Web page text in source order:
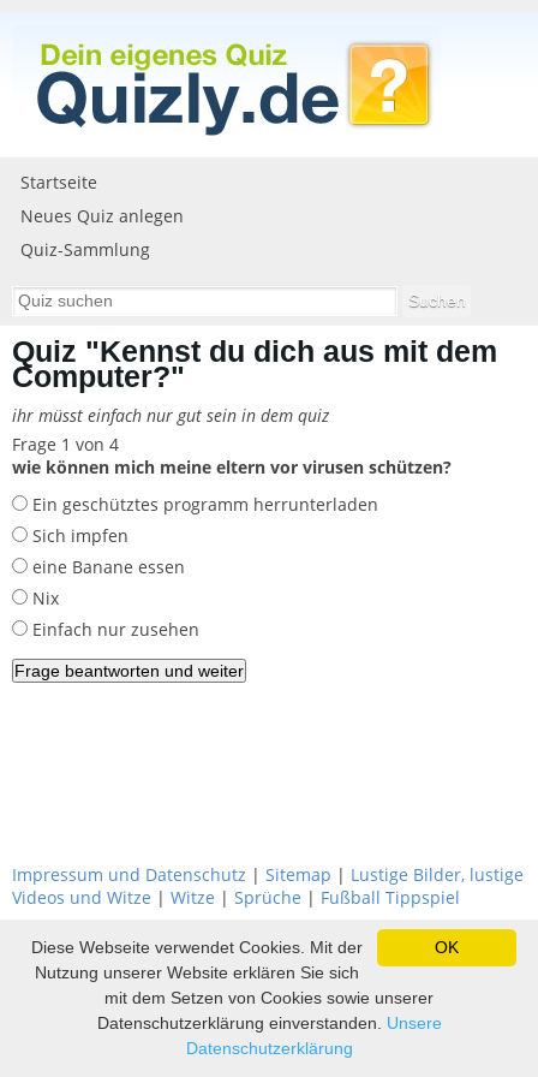
Startseite
Neues Quiz anlegen
Quiz-Sammlung
Quiz "Kennst du dich aus mit dem
Computer?"
ihr müsst einfach nur gut sein in dem quiz
Frage 1 von 4
wie können mich meine eltern vor virusen schützen?
Ein geschütztes programm herrunterladen
Sich impfen
eine Banane essen
Nix
Einfach nur zusehen
Impressum und Datenschutz | Sitemap | Lustige Bilder, lustige
Videos und Witze | Witze | Sprüche | Fußball Tippspiel
OK
Diese Webseite verwendet Cookies. Mit der
Nutzung unserer Website erklären Sie sich
mit dem Setzen von Cookies sowie unserer
Datenschutzerklärung einverstanden. Unsere
Datenschutzerklärung